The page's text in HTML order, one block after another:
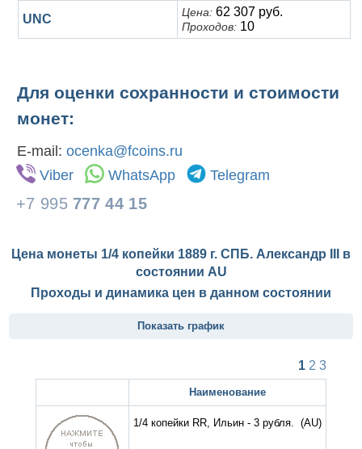
UNC Цена: 62 307 руб.
Проходов: 10
Для оценки сохранности и стоимости
монет:
E-mail: ocenka@fcoins.ru
Viber
WhatsApp Telegram
+7 995 777 44 15
Цена монеты 1/4 копейки 1889 г. СПБ. Александр III в
состоянии AU
Проходы и динамика цен в данном состоянии
Показать график
1 2 3
Наименование
1/4 копейки RR, Ильин - 3 рубля. (AU)